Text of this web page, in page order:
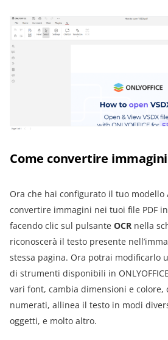
Come convertire
Ora che hai configurato il tuo
convertire immagini nei tuoi file PDF
facendo clic sul pulsante OCR nella
riconoscerà il testo presente
stessa pagina. Ora potrai modificarlo
di strumenti disponibili in
vari font, cambia dimensioni e
numerati, allinea il testo in modi
oggetti, e molto altro.